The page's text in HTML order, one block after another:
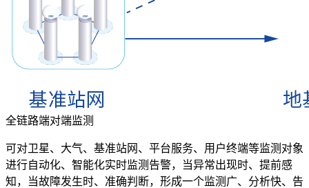
全链路端对端监测
可对卫星、大气、基准站网、平台服务、用户终端等监测对象
进行自动化、智能化实时监测告警，当异常出现时、提前感
知，当故障发生时、准确判断，形成一个监测广、分析快、告